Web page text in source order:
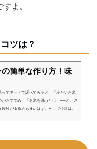
よ。
ツは？
簡単な作り方！味
てネットで調べてみると、「冷たいお米
がおすすめ」「お米を洗うと〇」──と、さ
験がある方も多いはず。そこで今回は、